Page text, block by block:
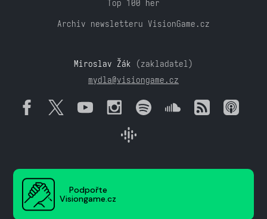
Top 100 her
Archiv newsletteru VisionGame.cz
Miroslav Žák (zakladatel)
mydla@visiongame.cz
Podpořte
Visiongame.cz